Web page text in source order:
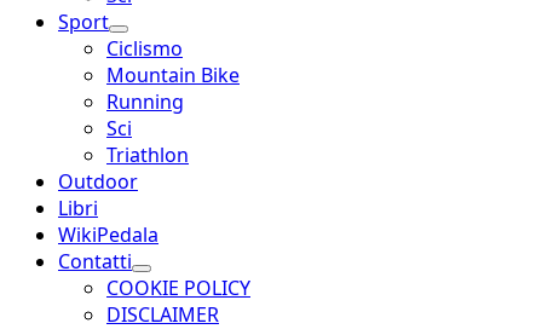
Sport
Ciclismo
Mountain Bike
Running
Sci
Triathlon
Outdoor
Libri
WikiPedala
Contatti
COOKIE POLICY
DISCLAIMER